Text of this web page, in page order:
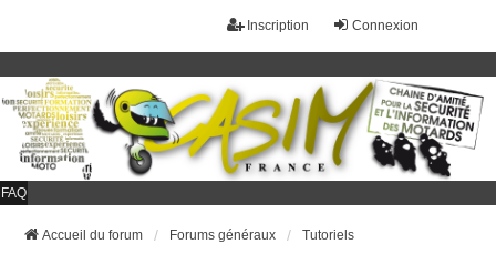
Connexion
Inscription
FAQ
Accueil du forum Forums généraux Tutoriels